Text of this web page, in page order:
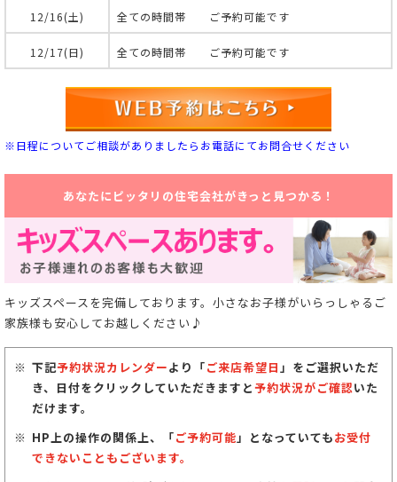
12/16(土) 全ての時間帯 ご予約可能です
12/17(日) 全ての時間帯 ご予約可能です
※日程についてご相談がありましたらお電話にてお問合せください
あなたにピッタリの住宅会社がきっと見つかる！
キッズスペースを完備しております。小さなお子様がいらっしゃるご
家族様も安心してお越しください♪
下記予約状況カレンダーより「ご来店希望日」をご選択いただ
き、日付をクリックしていただきますと予約状況がご確認いた
だけます。
HP上の操作の関係上、「ご予約可能」となっていてもお受付
できないこともございます。